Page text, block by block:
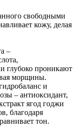
свободными
кожу, делая
–
глубоко проникают
морщины.
и
– антиоксидант,
ягод годжи
благодаря
тон.